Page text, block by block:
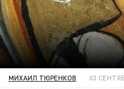
МИХАИЛ ТЮРЕНКОВ 03